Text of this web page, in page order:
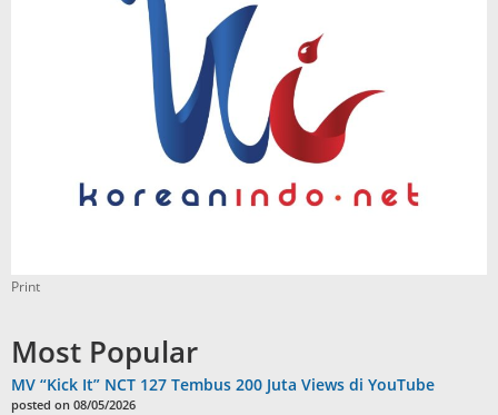
Print
Most Popular
MV “Kick It” NCT 127 Tembus 200 Juta Views di YouTube
posted on 08/05/2026